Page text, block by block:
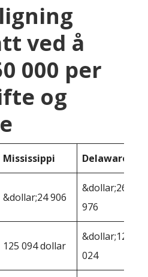
ved å
000 per
og
Mississippi Delaware
&dollar;24 906
&dollar;26
976
125 094 dollar
&dollar;123
024